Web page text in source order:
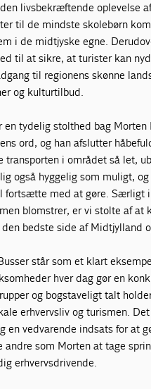
livsbekræftende oplevelse
til de mindste skolebørn
i de midtjyske egne.
til at sikre, at turister kan
til regionens skønne
og kulturtilbud.
en tydelig stolthed bag Morten
ord, og han afslutter
transporten i området så let,
også hyggelig som muligt,
fortsætte med at gøre. Særligt
blomstrer, er vi stolte af at
bedste side af Midtjylland
står som et klart
hver dag gør en
og bogstaveligt talt
erhvervsliv og turismen.
en vedvarende indsats for at
andre som Morten at tage
erhvervsdrivende.